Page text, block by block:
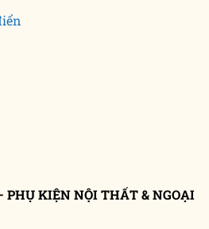
KIỆN NỘI THẤT & NGOẠI